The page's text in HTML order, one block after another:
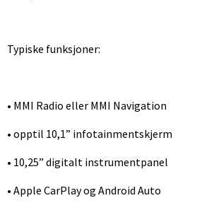
Typiske funksjoner:
• MMI Radio eller MMI Navigation
• opptil 10,1” infotainmentskjerm
• 10,25” digitalt instrumentpanel
• Apple CarPlay og Android Auto